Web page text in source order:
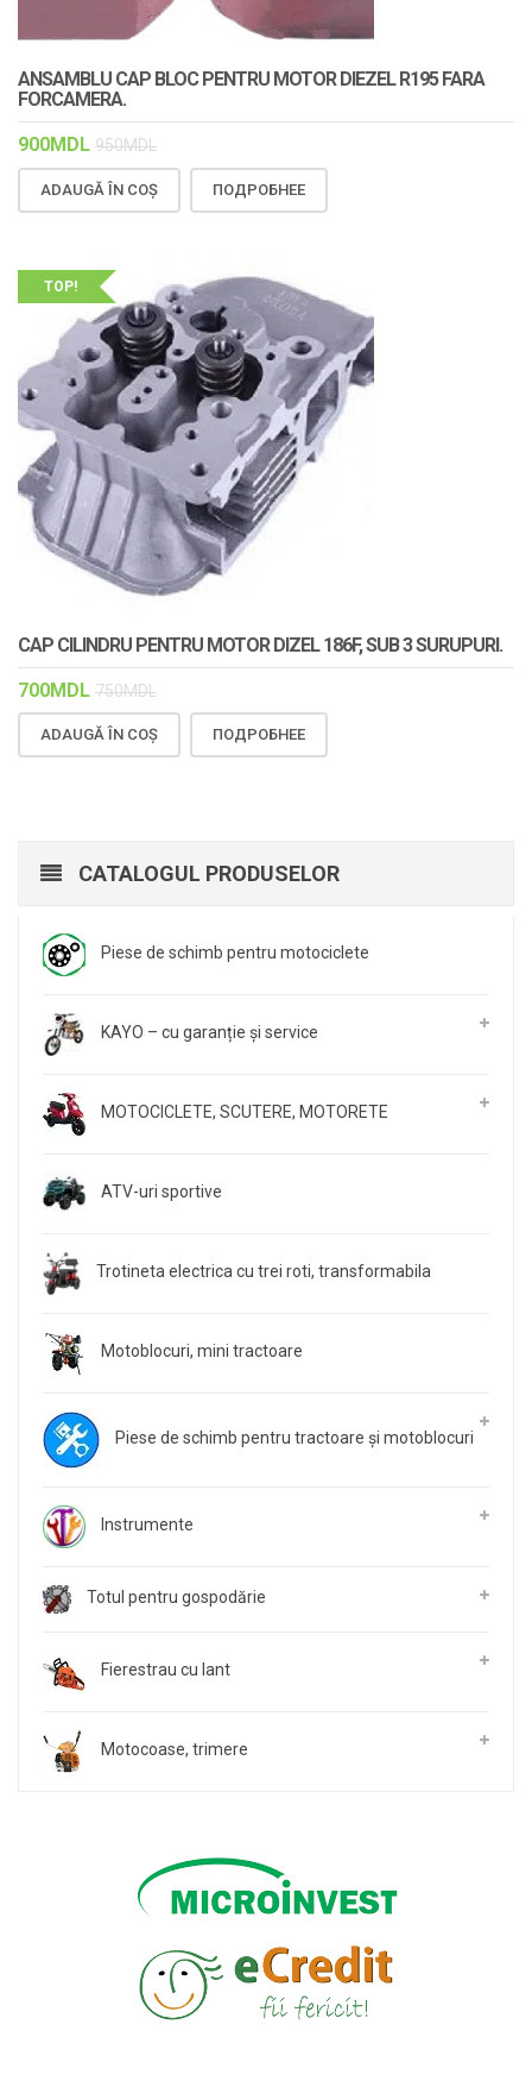
ANSAMBLU CAP BLOC PENTRU MOTOR DIEZEL R195 FARA
FORCAMERA.
900MDL 950MDL
ADAUGĂ ÎN COȘ ПОДРОБНЕЕ
TOP!
CAP CILINDRU PENTRU MOTOR DIZEL 186F, SUB 3 SURUPURI.
700MDL 750MDL
ADAUGĂ ÎN COȘ ПОДРОБНЕЕ
CATALOGUL PRODUSELOR
Piese de schimb pentru motociclete
KAYO – cu garanție și service
MOTOCICLETE, SCUTERE, MOTORETE
ATV-uri sportive
Trotineta electrica cu trei roti, transformabila
Motoblocuri, mini tractoare
Piese de schimb pentru tractoare și motoblocuri
Instrumente
Totul pentru gospodărie
Fierestrau cu lant
Motocoase, trimere